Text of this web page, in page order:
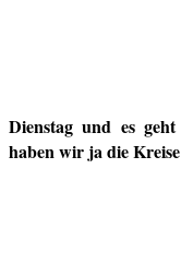
Dienstag und es
haben wir ja die